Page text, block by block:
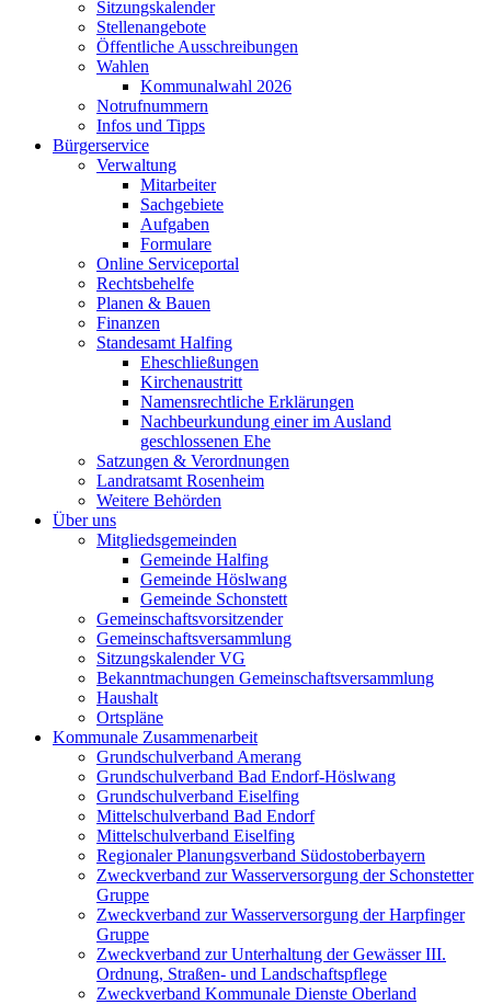
Sitzungskalender
Stellenangebote
Öffentliche Ausschreibungen
Wahlen
Kommunalwahl 2026
Notrufnummern
Infos und Tipps
Bürgerservice
Verwaltung
Mitarbeiter
Sachgebiete
Aufgaben
Formulare
Online Serviceportal
Rechtsbehelfe
Planen & Bauen
Finanzen
Standesamt Halfing
Eheschließungen
Kirchenaustritt
Namensrechtliche Erklärungen
Nachbeurkundung einer im Ausland
geschlossenen Ehe
Satzungen & Verordnungen
Landratsamt Rosenheim
Weitere Behörden
Über uns
Mitgliedsgemeinden
Gemeinde Halfing
Gemeinde Höslwang
Gemeinde Schonstett
Gemeinschaftsvorsitzender
Gemeinschaftsversammlung
Sitzungskalender VG
Bekanntmachungen Gemeinschaftsversammlung
Haushalt
Ortspläne
Kommunale Zusammenarbeit
Grundschulverband Amerang
Grundschulverband Bad Endorf-Höslwang
Grundschulverband Eiselfing
Mittelschulverband Bad Endorf
Mittelschulverband Eiselfing
Regionaler Planungsverband Südostoberbayern
Zweckverband zur Wasserversorgung der Schonstetter
Gruppe
Zweckverband zur Wasserversorgung der Harpfinger
Gruppe
Zweckverband zur Unterhaltung der Gewässer III.
Ordnung, Straßen- und Landschaftspflege
Zweckverband Kommunale Dienste Oberland